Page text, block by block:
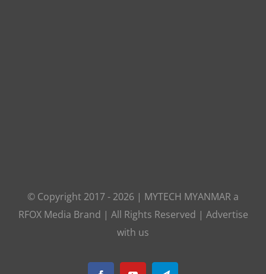
© Copyright 2017 - 2026 | MYTECH MYANMAR a
RFOX Media Brand | All Rights Reserved | Advertise
with us